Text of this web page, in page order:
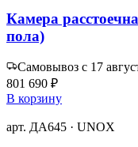
Камера
пола)
Самовывоз с 17
801 690 ₽
В корзину
арт. ДА645 · UNOX